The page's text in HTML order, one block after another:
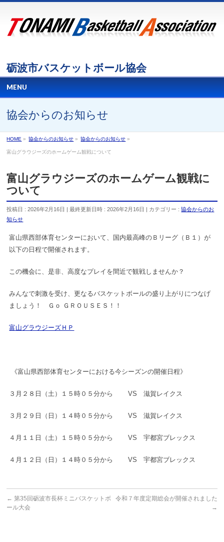
砺波市バスケットボール協会
MENU
協会からのお知らせ
HOME » 協会からのお知らせ » 協会からのお知らせ »
富山グラウジーズのホームゲーム観戦について
富山グラウジーズのホームゲーム観戦に
ついて
投稿日 : 2026年2月16日 最終更新日時 : 2026年2月16日 カテゴリー :協会からのお
知らせ
富山県西部体育センターにおいて、国内最高峰のＢリーグ（Ｂ１）が
以下の日程で開催されます。
この機会に、是非、高度なプレイを間近で観戦しませんか？
みんなで刺激を受け、更なるバスケットボールの盛り上がりにつなげ
ましょう！ Ｇｏ ＧＲＯＵＳＥＳ！！
富山グラウジーズＨＰ
《富山県西部体育センターにおける今シーズンの開催日程》
３月２８日（土）１５時０５分から VS 滋賀レイクス
３月２９日（日）１４時０５分から VS 滋賀レイクス
４月１１日（土）１５時０５分から VS 宇都宮ブレックス
４月１２日（日）１４時０５分から VS 宇都宮ブレックス
← 第35回砺波市長杯ミニバスケットボ
ール大会
令和７年度定期総会が開催されました
→